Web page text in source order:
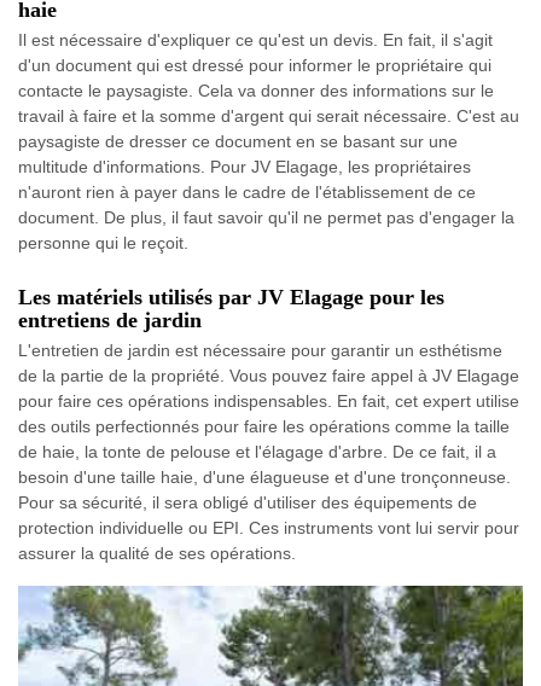
haie
Il est nécessaire d'expliquer ce qu'est un devis. En fait, il s'agit
d'un document qui est dressé pour informer le propriétaire qui
contacte le paysagiste. Cela va donner des informations sur le
travail à faire et la somme d'argent qui serait nécessaire. C'est au
paysagiste de dresser ce document en se basant sur une
multitude d'informations. Pour JV Elagage, les propriétaires
n'auront rien à payer dans le cadre de l'établissement de ce
document. De plus, il faut savoir qu'il ne permet pas d'engager la
personne qui le reçoit.
Les matériels utilisés par JV Elagage pour les
entretiens de jardin
L'entretien de jardin est nécessaire pour garantir un esthétisme
de la partie de la propriété. Vous pouvez faire appel à JV Elagage
pour faire ces opérations indispensables. En fait, cet expert utilise
des outils perfectionnés pour faire les opérations comme la taille
de haie, la tonte de pelouse et l'élagage d'arbre. De ce fait, il a
besoin d'une taille haie, d'une élagueuse et d'une tronçonneuse.
Pour sa sécurité, il sera obligé d'utiliser des équipements de
protection individuelle ou EPI. Ces instruments vont lui servir pour
assurer la qualité de ses opérations.